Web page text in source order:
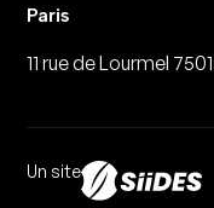
Paris
11 rue de Lourmel
Un site